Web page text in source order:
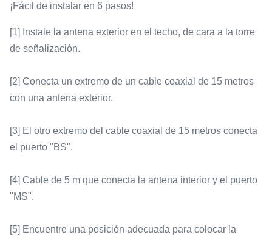
¡Fácil de instalar en 6 pasos!
[1] Instale la antena exterior en el techo, de cara a la torre
de señalización.
[2] Conecta un extremo de un cable coaxial de 15 metros
con una antena exterior.
[3] El otro extremo del cable coaxial de 15 metros conecta
el puerto "BS".
[4] Cable de 5 m que conecta la antena interior y el puerto
"MS".
[5] Encuentre una posición adecuada para colocar la